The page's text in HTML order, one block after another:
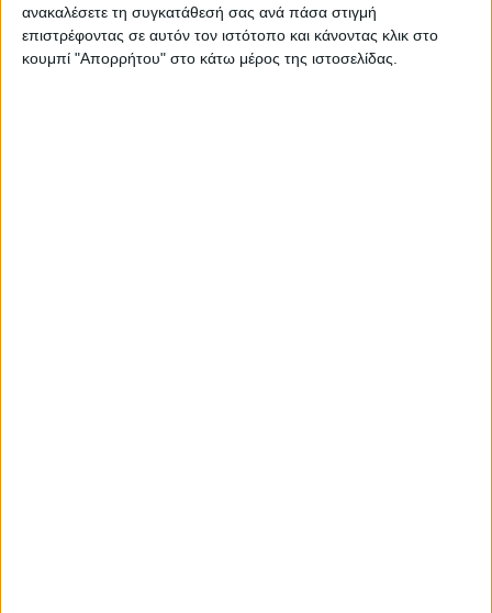
ανακαλέσετε τη συγκατάθεσή σας ανά πάσα στιγμή
επιστρέφοντας σε αυτόν τον ιστότοπο και κάνοντας κλικ στο
κουμπί "Απορρήτου" στο κάτω μέρος της ιστοσελίδας.